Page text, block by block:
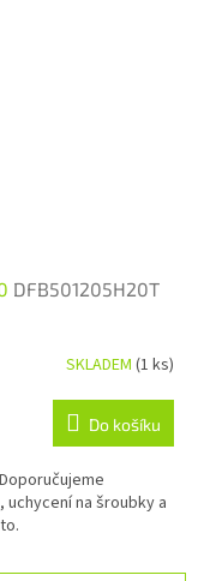
DFB501205H20T
SKLADEM (1 ks)
Do košíku
na šroubky a